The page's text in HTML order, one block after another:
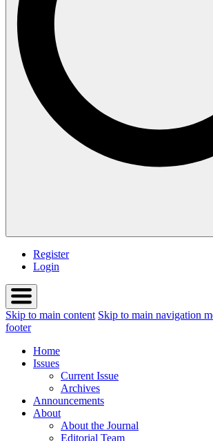
Register
Login
Skip to main content Skip to main navigation
footer
Home
Issues
Current Issue
Archives
Announcements
About
About the Journal
Editorial Team